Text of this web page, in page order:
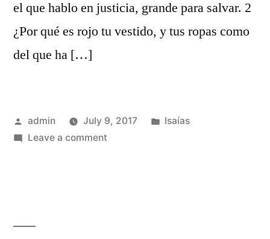
el que hablo en justicia, grande para salvar. 2
¿Por qué es rojo tu vestido, y tus ropas como
del que ha […]
Posted
by
admin July 9, 2017
Posted
Isaías
Leave a commenton